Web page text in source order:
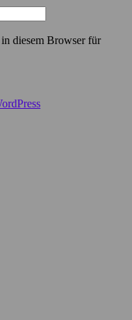
diesem Browser für